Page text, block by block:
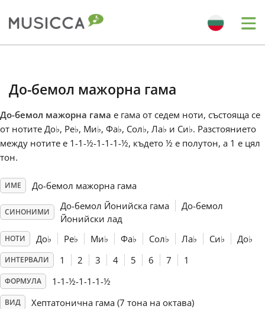
Dansk
English
Français
До-бемол мажорна гама
До-бемол мажорна гама е гама от седем ноти, състояща се
от нотите До♭, Ре♭, Ми♭, Фа♭, Сол♭, Ла♭ и Си♭. Разстоянието
между нотите е 1-1-½-1-1-1-½, където ½ е полутон, а 1 е цял
тон.
ИМЕ До-бемол мажорна гама
СИНОНИМИ
До-бемол Йонийска гама
До-бемол
Йонийски лад
НОТИ До♭ Ре♭ Ми♭ Фа♭ Сол♭ Ла♭ Си♭ До♭
ИНТЕРВАЛИ 1 2 3 4 5 6 7 1
ФОРМУЛА 1-1-½-1-1-1-½
ВИД Хептатонична гама (7 тона на октава)